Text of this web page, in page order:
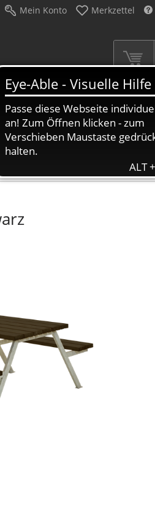
Mein Konto Merkzettel
Schirme Dekoration